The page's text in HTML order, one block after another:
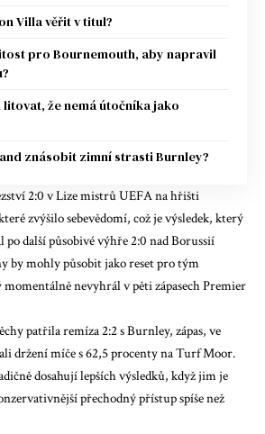
Villa věřit v titul?
pro Bournemouth, aby napravil
že nemá útočníka jako
znásobit zimní strasti Burnley?
2:0 v Lize mistrů UEFA na hřišti
zvýšilo sebevědomí, což je výsledek, který
po další působivé výhře 2:0 nad Borussií
by mohly působit jako reset pro tým
nevyhrál v pěti zápasech Premier
patřila remíza 2:2 s Burnley, zápas, ve
držení míče s 62,5 procenty na Turf Moor.
dosahují lepších výsledků, když jim je
přechodný přístup spíše než